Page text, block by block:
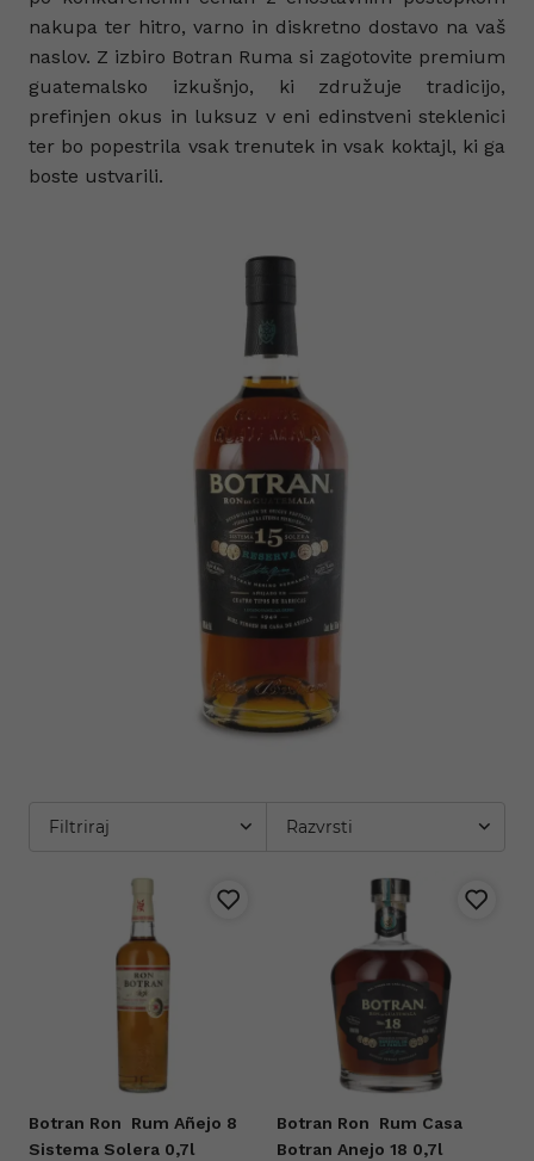
nakupa ter hitro, varno in diskretno dostavo na vaš
naslov. Z izbiro Botran Ruma si zagotovite premium
guatemalsko izkušnjo, ki združuje tradicijo,
prefinjen okus in luksuz v eni edinstveni steklenici
ter bo popestrila vsak trenutek in vsak koktajl, ki ga
boste ustvarili.
Filtriraj Razvrsti
Botran Ron
Rum Añejo 8
Sistema Solera 0,7l
Botran Ron
Rum Casa
Botran Anejo 18 0,7l